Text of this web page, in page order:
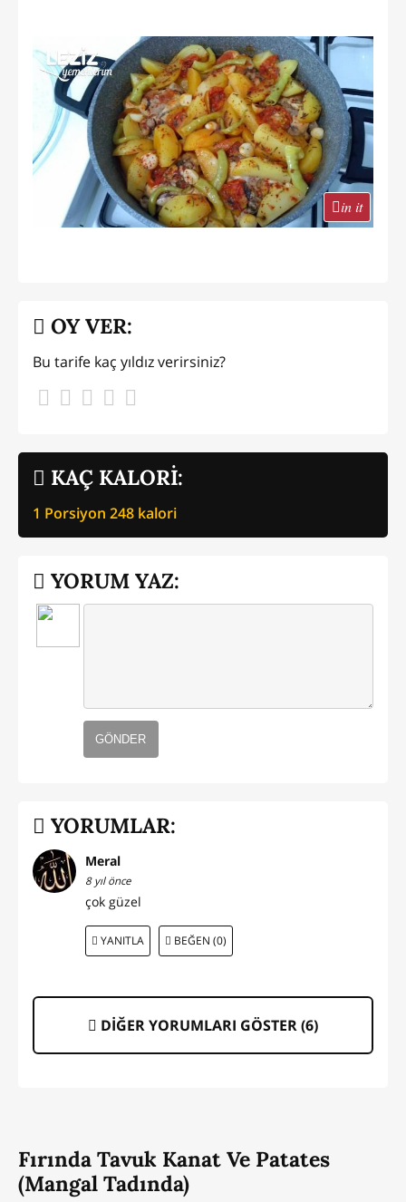
in it
KAÇ KALORİ:
1 Porsiyon 248 kalori
OY VER:
Bu tarife kaç yıldız verirsiniz?
YORUM YAZ:
GÖNDER
YORUMLAR:
Meral
8 yıl önce
çok güzel
YANITLA BEĞEN (0)
DİĞER YORUMLARI GÖSTER (6)
Fırında Tavuk Kanat Ve Patates
(Mangal Tadında)